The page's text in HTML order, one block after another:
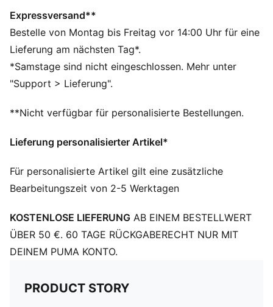
dryCELL: Performance-Technologie, die Feuchtigkeit
vom Körper ableitet und dafür sorgt, dass du beim
Training schweißfrei bleibst
DETAILS
Regular Fit
205 g/m², Piqué
Reißverschlusstasche
Teenager zwischen 8 und 16 Jahren
Expressversand**
Bestelle von Montag bis Freitag vor 14:00 Uhr für eine
Lieferung am nächsten Tag*.
*Samstage sind nicht eingeschlossen. Mehr unter
"Support > Lieferung".
**Nicht verfügbar für personalisierte Bestellungen.
Lieferung personalisierter Artikel*
Für personalisierte Artikel gilt eine zusätzliche
Bearbeitungszeit von 2-5 Werktagen
KOSTENLOSE LIEFERUNG AB EINEM BESTELLWERT
ÜBER 50 €. 60 TAGE RÜCKGABERECHT NUR MIT
DEINEM PUMA KONTO.
PRODUCT STORY